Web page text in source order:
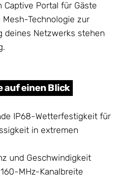
Captive Portal für Gäste
Mesh-Technologie zur
deines Netzwerks stehen
auf einen Blick
IP68-Wetterfestigkeit für
in extremen
und Geschwindigkeit
MHz-Kanalbreite